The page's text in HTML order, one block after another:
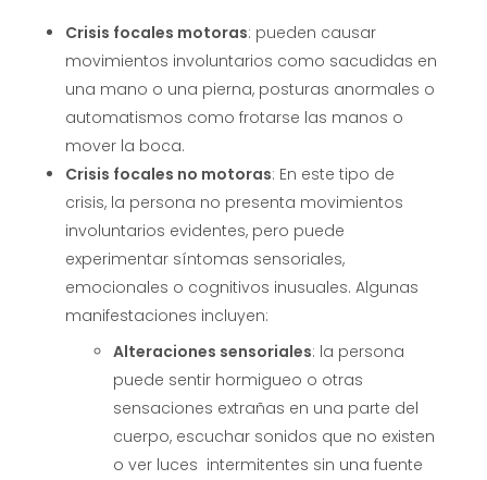
Crisis focales motoras: pueden causar
movimientos involuntarios como sacudidas en
una mano o una pierna, posturas anormales o
automatismos como frotarse las manos o
mover la boca.
Crisis focales no motoras: En este tipo de
crisis, la persona no presenta movimientos
involuntarios evidentes, pero puede
experimentar síntomas sensoriales,
emocionales o cognitivos inusuales. Algunas
manifestaciones incluyen:
Alteraciones sensoriales: la persona
puede sentir hormigueo o otras
sensaciones extrañas en una parte del
cuerpo, escuchar sonidos que no existen
o ver luces intermitentes sin una fuente